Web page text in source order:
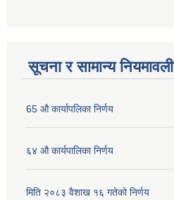
सूचना र सामान्य नियमावली
65 औ कार्यापलिका निर्णय
६४ औ कार्यपालिका निर्णय
मिति २०८३ वैशाख १६ गतेको निर्णय